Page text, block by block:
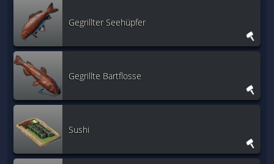
Gegrillter Seehüpfer
Gegrillte Bartflosse
Sushi